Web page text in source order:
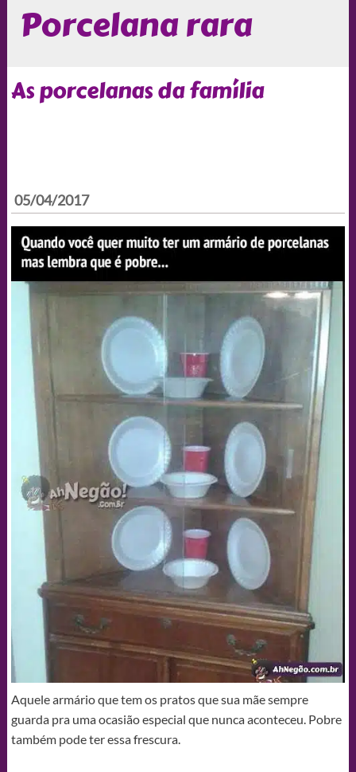
Porcelana rara
As porcelanas da família
05/04/2017
Aquele armário que tem os pratos que sua mãe sempre
guarda pra uma ocasião especial que nunca aconteceu. Pobre
também pode ter essa frescura.